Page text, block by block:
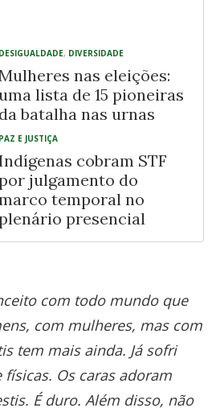
DESIGUALDADE, DIVERSIDADE
Mulheres nas eleições:
lista de 15 pioneiras
da batalha nas urnas
PAZ E JUSTIÇA
cobram STF
julgamento do
temporal no
presencial
com todo mundo que
com mulheres, mas com
tem mais ainda. Já sofri
físicas. Os caras adoram
É duro. Além disso, não